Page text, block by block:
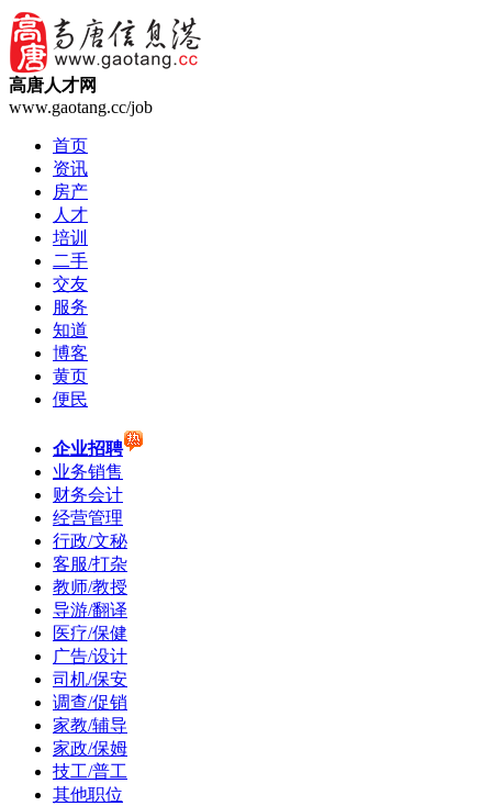
高唐人才网
www.gaotang.cc/job
首页
资讯
房产
人才
培训
二手
交友
服务
知道
博客
黄页
便民
企业招聘
业务销售
财务会计
经营管理
行政/文秘
客服/打杂
教师/教授
导游/翻译
医疗/保健
广告/设计
司机/保安
调查/促销
家教/辅导
家政/保姆
技工/普工
其他职位